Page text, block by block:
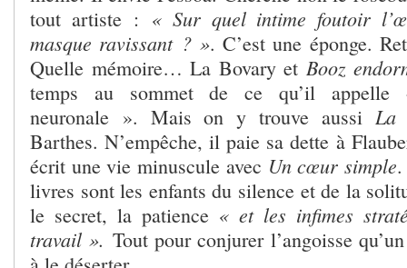
tout artiste : « Sur quel intime foutoir
masque ravissant ? ». C’est une éponge.
Quelle mémoire… La Bovary et Booz
temps au sommet de ce qu’il appelle
neuronale ». Mais on y trouve aussi La
Barthes. N’empêche, il paie sa dette à
écrit une vie minuscule avec Un cœur simple
livres sont les enfants du silence et de la
le secret, la patience « et les infimes
travail ». Tout pour conjurer l’angoisse